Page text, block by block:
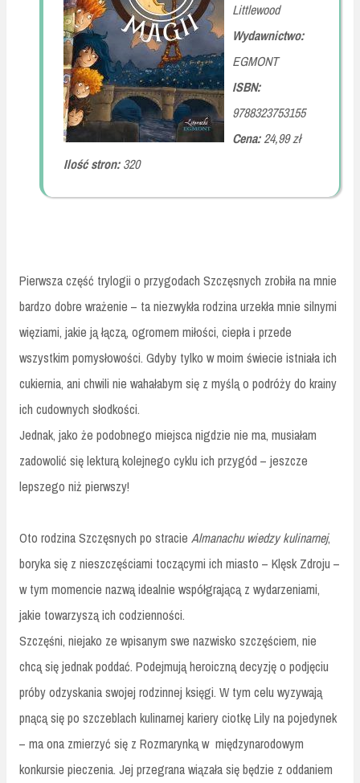
Littlewood
Wydawnictwo:
EGMONT
ISBN:
9788323753155
Cena:24,99 zł
Ilość stron:320
Pierwsza część trylogii o przygodach Szczęsnych zrobiła na mnie
bardzo dobre wrażenie – ta niezwykła rodzina urzekła mnie silnymi
więziami, jakie ją łączą, ogromem miłości, ciepła i przede
wszystkim pomysłowości. Gdyby tylko w moim świecie istniała ich
cukiernia, ani chwili nie wahałabym się z myślą o podróży do krainy
ich cudownych słodkości.
Jednak, jako że podobnego miejsca nigdzie nie ma, musiałam
zadowolić się lekturą kolejnego cyklu ich przygód – jeszcze
lepszego niż pierwszy!
Oto rodzina Szczęsnych po stracie Almanachu wiedzy kulinarnej,
boryka się z nieszczęściami toczącymi ich miasto – Klęsk Zdroju –
w tym momencie nazwą idealnie współgrającą z wydarzeniami,
jakie towarzyszą ich codzienności.
Szczęśni, niejako ze wpisanym swe nazwisko szczęściem, nie
chcą się jednak poddać. Podejmują heroiczną decyzję o podjęciu
próby odzyskania swojej rodzinnej księgi. W tym celu wyzywają
pnącą się po szczeblach kulinarnej kariery ciotkę Lily na pojedynek
– ma ona zmierzyć się z Rozmarynką w międzynarodowym
konkursie pieczenia. Jej przegrana wiązała się będzie z oddaniem